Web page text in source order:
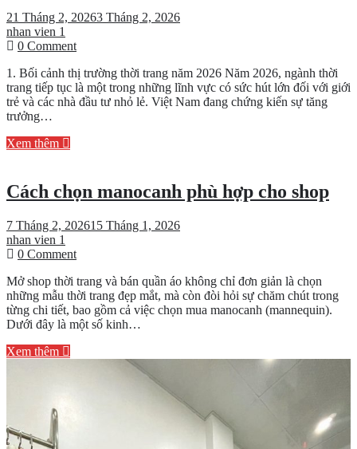
người
mở
thời
trang?
21 Tháng 2, 20263 Tháng 2, 2026
nhan vien 1
0 Commenton
nên
kinh
doanh
2026?
1. Bối cảnh thị trường thời trang năm 2026 Năm 2026, ngành thời
trang tiếp tục là một trong những lĩnh vực có sức hút lớn đối với giới
trẻ và các nhà đầu tư nhỏ lẻ. Việt Nam đang chứng kiến sự tăng
trưởng…
Xem thêm
Cách chọn manocanh phù hợp cho shop
7 Tháng 2, 202615 Tháng 1, 2026
nhan vien 1
0 Commenton
chọn
manocanh
phù
hợp
Mở shop thời trang và bán quần áo không chỉ đơn giản là chọn
những mẫu thời trang đẹp mắt, mà còn đòi hỏi sự chăm chút trong
từng chi tiết, bao gồm cả việc chọn mua manocanh (mannequin).
Dưới đây là một số kinh…
Xem thêm